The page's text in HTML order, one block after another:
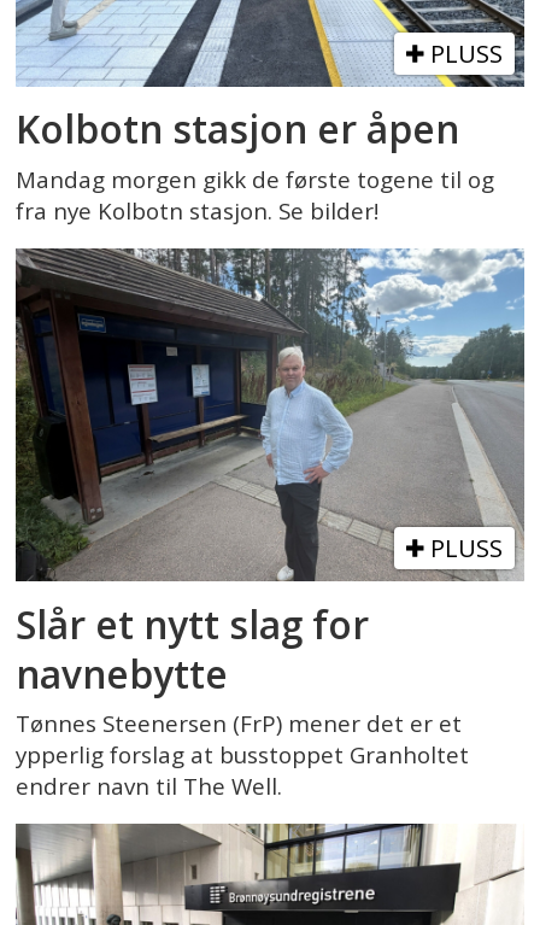
PLUSS
Kolbotn stasjon er åpen
Mandag morgen gikk de første togene til og
fra nye Kolbotn stasjon. Se bilder!
PLUSS
Slår et nytt slag for
navnebytte
Tønnes Steenersen (FrP) mener det er et
ypperlig forslag at busstoppet Granholtet
endrer navn til The Well.